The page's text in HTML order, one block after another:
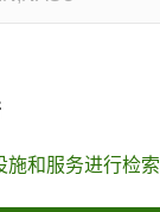
施和服务进行检索